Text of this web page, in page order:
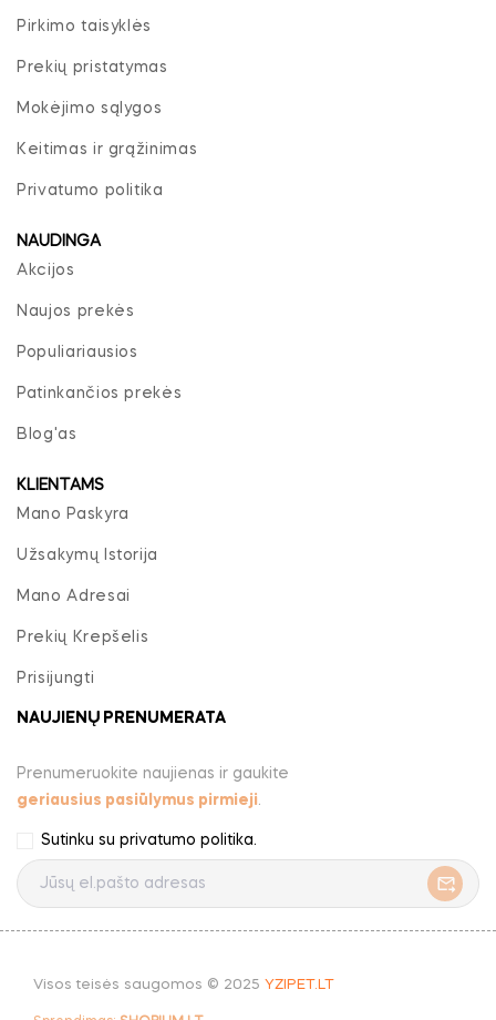
Pirkimo taisyklės
Prekių pristatymas
Mokėjimo sąlygos
Keitimas ir grąžinimas
Privatumo politika
NAUDINGA
Akcijos
Naujos prekės
Populiariausios
Patinkančios prekės
Blog'as
KLIENTAMS
Mano Paskyra
Užsakymų Istorija
Mano Adresai
Prekių Krepšelis
Prisijungti
NAUJIENŲ PRENUMERATA
Prenumeruokite naujienas ir gaukite
geriausius pasiūlymus pirmieji.
Sutinku su privatumo politika.
Visos teisės saugomos © 2025 YZIPET.LT